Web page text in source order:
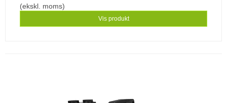
(ekskl. moms)
Vis produkt